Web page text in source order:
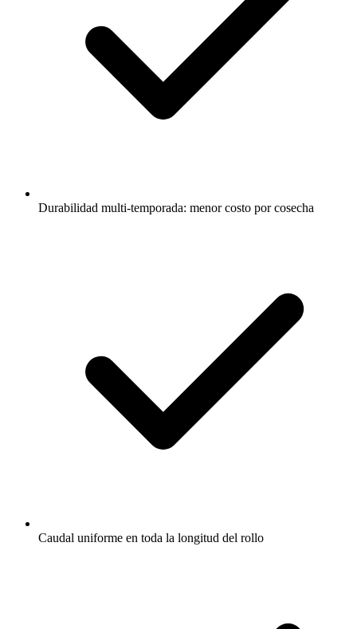
Durabilidad multi-temporada: menor costo por cosecha
Caudal uniforme en toda la longitud del rollo